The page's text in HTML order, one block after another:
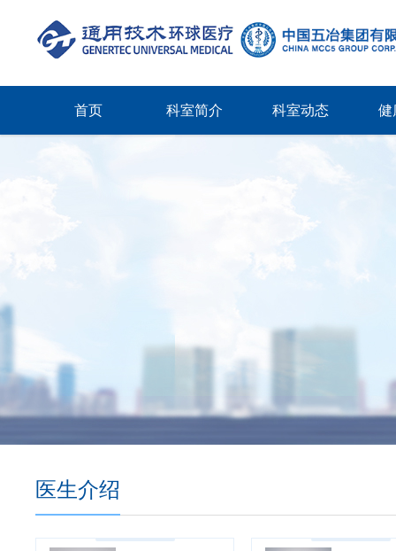
首页 科室简介 科室动态 健
医生介绍